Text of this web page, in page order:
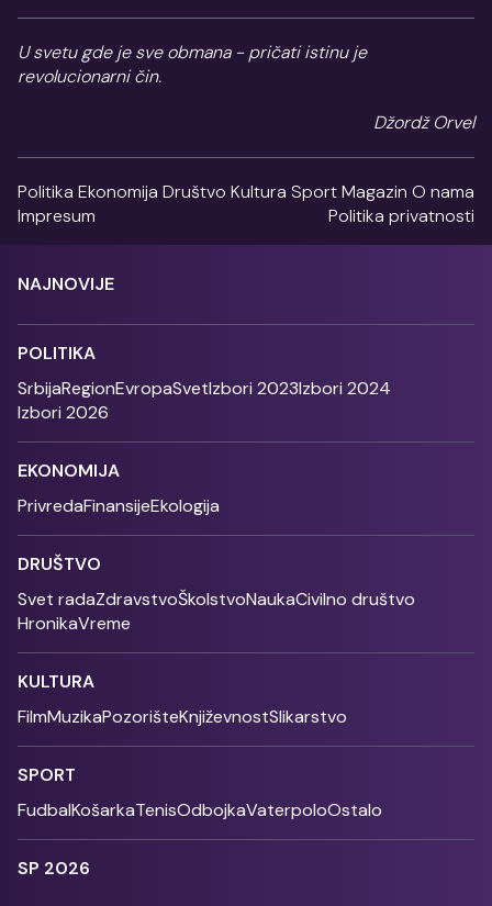
U svetu gde je sve obmana - pričati istinu je
revolucionarni čin.
Džordž Orvel
Politika Ekonomija Društvo Kultura SportMagazin O nama
Impresum
Politika privatnosti
NAJNOVIJE
POLITIKA
SrbijaRegionEvropaSvetIzbori 2023Izbori 2024
Izbori 2026
EKONOMIJA
PrivredaFinansijeEkologija
DRUŠTVO
Svet radaZdravstvoŠkolstvoNaukaCivilno društvo
HronikaVreme
KULTURA
FilmMuzikaPozorišteKnjiževnostSlikarstvo
SPORT
FudbalKošarkaTenisOdbojkaVaterpoloOstalo
SP 2026